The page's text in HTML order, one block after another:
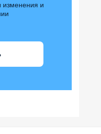
изменения и